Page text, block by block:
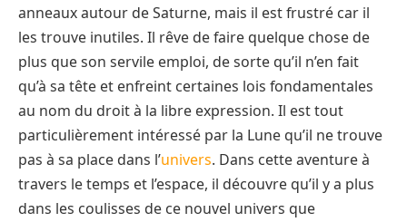
anneaux autour de Saturne, mais il est frustré car il
les trouve inutiles. Il rêve de faire quelque chose de
plus que son servile emploi, de sorte qu’il n’en fait
qu’à sa tête et enfreint certaines lois fondamentales
au nom du droit à la libre expression. Il est tout
particulièrement intéressé par la Lune qu’il ne trouve
pas à sa place dans l’univers. Dans cette aventure à
travers le temps et l’espace, il découvre qu’il y a plus
dans les coulisses de ce nouvel univers que